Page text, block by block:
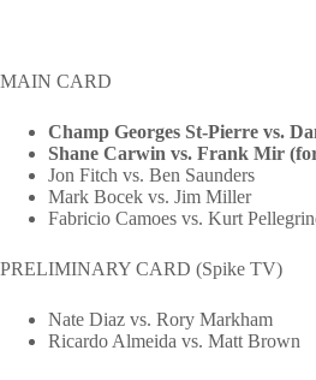
MAIN CARD
Champ Georges St-Pierre vs.
Shane Carwin vs. Frank Mir
Jon Fitch vs. Ben Saunders
Mark Bocek vs. Jim Miller
Fabricio Camoes vs. Kurt
PRELIMINARY CARD (Spike TV)
Nate Diaz vs. Rory Markham
Ricardo Almeida vs. Matt Brown